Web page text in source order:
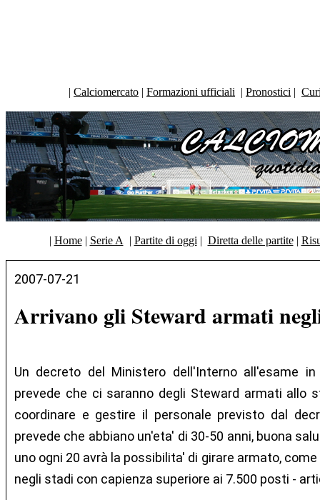
| Calciomercato | Formazioni ufficiali | Pronostici |
| Home| Serie A | Partite di oggi | Diretta delle partite|
2007-07-21
Arrivano gli Steward armati
Un decreto del Ministero dell'Interno all'esame
prevede che ci saranno degli Steward armati allo
coordinare e gestire il personale previsto dal
prevede che abbiano un'eta' di 30-50 anni, buona
uno ogni 20 avrà la possibilita' di girare armato,
negli stadi con capienza superiore ai 7.500 posti -